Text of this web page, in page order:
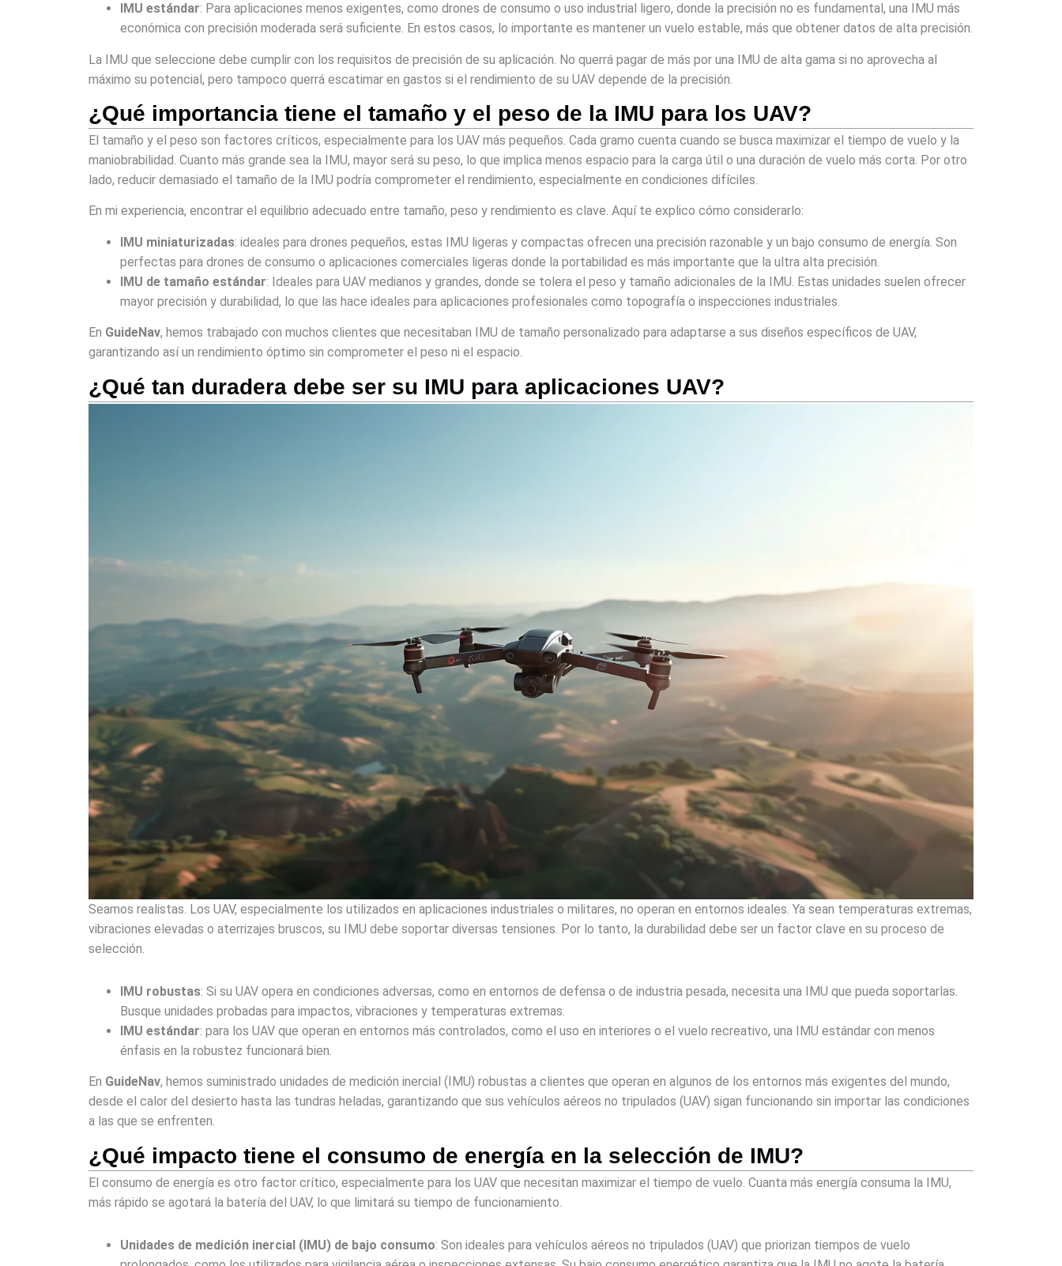
IMU estándar: Para aplicaciones menos exigentes, como drones de consumo o uso industrial ligero, donde la precisión no es fundamental, una IMU más
económica con precisión moderada será suficiente. En estos casos, lo importante es mantener un vuelo estable, más que obtener datos de alta precisión.
La IMU que seleccione debe cumplir con los requisitos de precisión de su aplicación. No querrá pagar de más por una IMU de alta gama si no aprovecha al
máximo su potencial, pero tampoco querrá escatimar en gastos si el rendimiento de su UAV depende de la precisión.
¿Qué importancia tiene el tamaño y el peso de la IMU para los UAV?
El tamaño y el peso son factores críticos, especialmente para los UAV más pequeños. Cada gramo cuenta cuando se busca maximizar el tiempo de vuelo y la
maniobrabilidad. Cuanto más grande sea la IMU, mayor será su peso, lo que implica menos espacio para la carga útil o una duración de vuelo más corta. Por otro
lado, reducir demasiado el tamaño de la IMU podría comprometer el rendimiento, especialmente en condiciones difíciles.
En mi experiencia, encontrar el equilibrio adecuado entre tamaño, peso y rendimiento es clave. Aquí te explico cómo considerarlo:
IMU miniaturizadas: ideales para drones pequeños, estas IMU ligeras y compactas ofrecen una precisión razonable y un bajo consumo de energía. Son
perfectas para drones de consumo o aplicaciones comerciales ligeras donde la portabilidad es más importante que la ultra alta precisión.
IMU de tamaño estándar: Ideales para UAV medianos y grandes, donde se tolera el peso y tamaño adicionales de la IMU. Estas unidades suelen ofrecer
mayor precisión y durabilidad, lo que las hace ideales para aplicaciones profesionales como topografía o inspecciones industriales.
En GuideNav, hemos trabajado con muchos clientes que necesitaban IMU de tamaño personalizado para adaptarse a sus diseños específicos de UAV,
garantizando así un rendimiento óptimo sin comprometer el peso ni el espacio.
¿Qué tan duradera debe ser su IMU para aplicaciones UAV?
Seamos realistas. Los UAV, especialmente los utilizados en aplicaciones industriales o militares, no operan en entornos ideales. Ya sean temperaturas extremas,
vibraciones elevadas o aterrizajes bruscos, su IMU debe soportar diversas tensiones. Por lo tanto, la durabilidad debe ser un factor clave en su proceso de
selección.
IMU robustas: Si su UAV opera en condiciones adversas, como en entornos de defensa o de industria pesada, necesita una IMU que pueda soportarlas.
Busque unidades probadas para impactos, vibraciones y temperaturas extremas.
IMU estándar: para los UAV que operan en entornos más controlados, como el uso en interiores o el vuelo recreativo, una IMU estándar con menos
énfasis en la robustez funcionará bien.
En GuideNav, hemos suministrado unidades de medición inercial (IMU) robustas a clientes que operan en algunos de los entornos más exigentes del mundo,
desde el calor del desierto hasta las tundras heladas, garantizando que sus vehículos aéreos no tripulados (UAV) sigan funcionando sin importar las condiciones
a las que se enfrenten.
¿Qué impacto tiene el consumo de energía en la selección de IMU?
El consumo de energía es otro factor crítico, especialmente para los UAV que necesitan maximizar el tiempo de vuelo. Cuanta más energía consuma la IMU,
más rápido se agotará la batería del UAV, lo que limitará su tiempo de funcionamiento.
Unidades de medición inercial (IMU) de bajo consumo: Son ideales para vehículos aéreos no tripulados (UAV) que priorizan tiempos de vuelo